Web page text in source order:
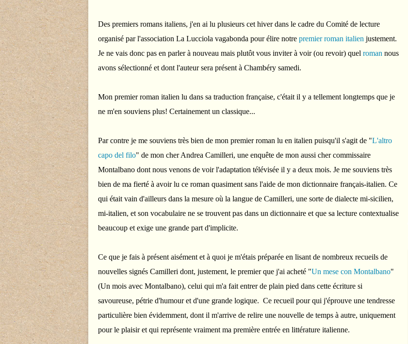
Des premiers romans italiens, j'en ai lu plusieurs cet hiver dans le cadre du Comité de lecture
organisé par l'association La Lucciola vagabonda pour élire notre premier roman italien justement.
Je ne vais donc pas en parler à nouveau mais plutôt vous inviter à voir (ou revoir) quel roman nous
avons sélectionné et dont l'auteur sera présent à Chambéry samedi.
Mon premier roman italien lu dans sa traduction française, c'était il y a tellement longtemps que je
ne m'en souviens plus! Certainement un classique...
Par contre je me souviens très bien de mon premier roman lu en italien puisqu'il s'agit de "L'altro
capo del filo" de mon cher Andrea Camilleri, une enquête de mon aussi cher commissaire
Montalbano dont nous venons de voir l'adaptation télévisée il y a deux mois. Je me souviens très
bien de ma fierté à avoir lu ce roman quasiment sans l'aide de mon dictionnaire français-italien. Ce
qui était vain d'ailleurs dans la mesure où la langue de Camilleri, une sorte de dialecte mi-sicilien,
mi-italien, et son vocabulaire ne se trouvent pas dans un dictionnaire et que sa lecture contextualise
beaucoup et exige une grande part d'implicite.
Ce que je fais à présent aisément et à quoi je m'étais préparée en lisant de nombreux recueils de
nouvelles signés Camilleri dont, justement, le premier que j'ai acheté "Un mese con Montalbano"
(Un mois avec Montalbano), celui qui m'a fait entrer de plain pied dans cette écriture si
savoureuse, pétrie d'humour et d'une grande logique. Ce recueil pour qui j'éprouve une tendresse
particulière bien évidemment, dont il m'arrive de relire une nouvelle de temps à autre, uniquement
pour le plaisir et qui représente vraiment ma première entrée en littérature italienne.